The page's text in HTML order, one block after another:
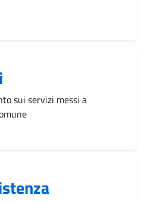
sui servizi messi a